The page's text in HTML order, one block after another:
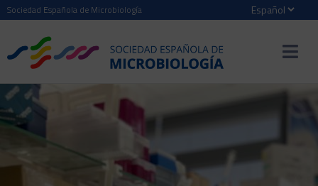
Sociedad Española de Microbiología